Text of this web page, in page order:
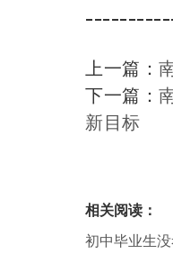
上一篇：
下一篇：
新目标
相关阅读：
初中毕业生